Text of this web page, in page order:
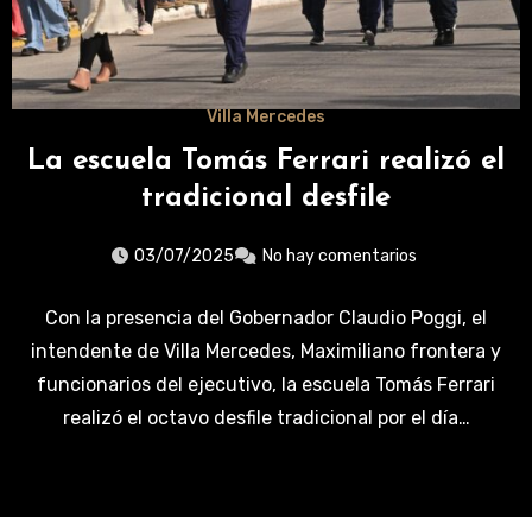
Villa Mercedes
La escuela Tomás Ferrari realizó el
tradicional desfile
03/07/2025 No hay comentarios
Con la presencia del Gobernador Claudio Poggi, el
intendente de Villa Mercedes, Maximiliano frontera y
funcionarios del ejecutivo, la escuela Tomás Ferrari
realizó el octavo desfile tradicional por el día…